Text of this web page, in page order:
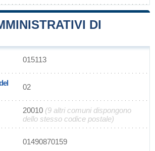
DI
015113
02
20010 (9 altri comuni dispongono
dello stesso codice postale)
01490870159